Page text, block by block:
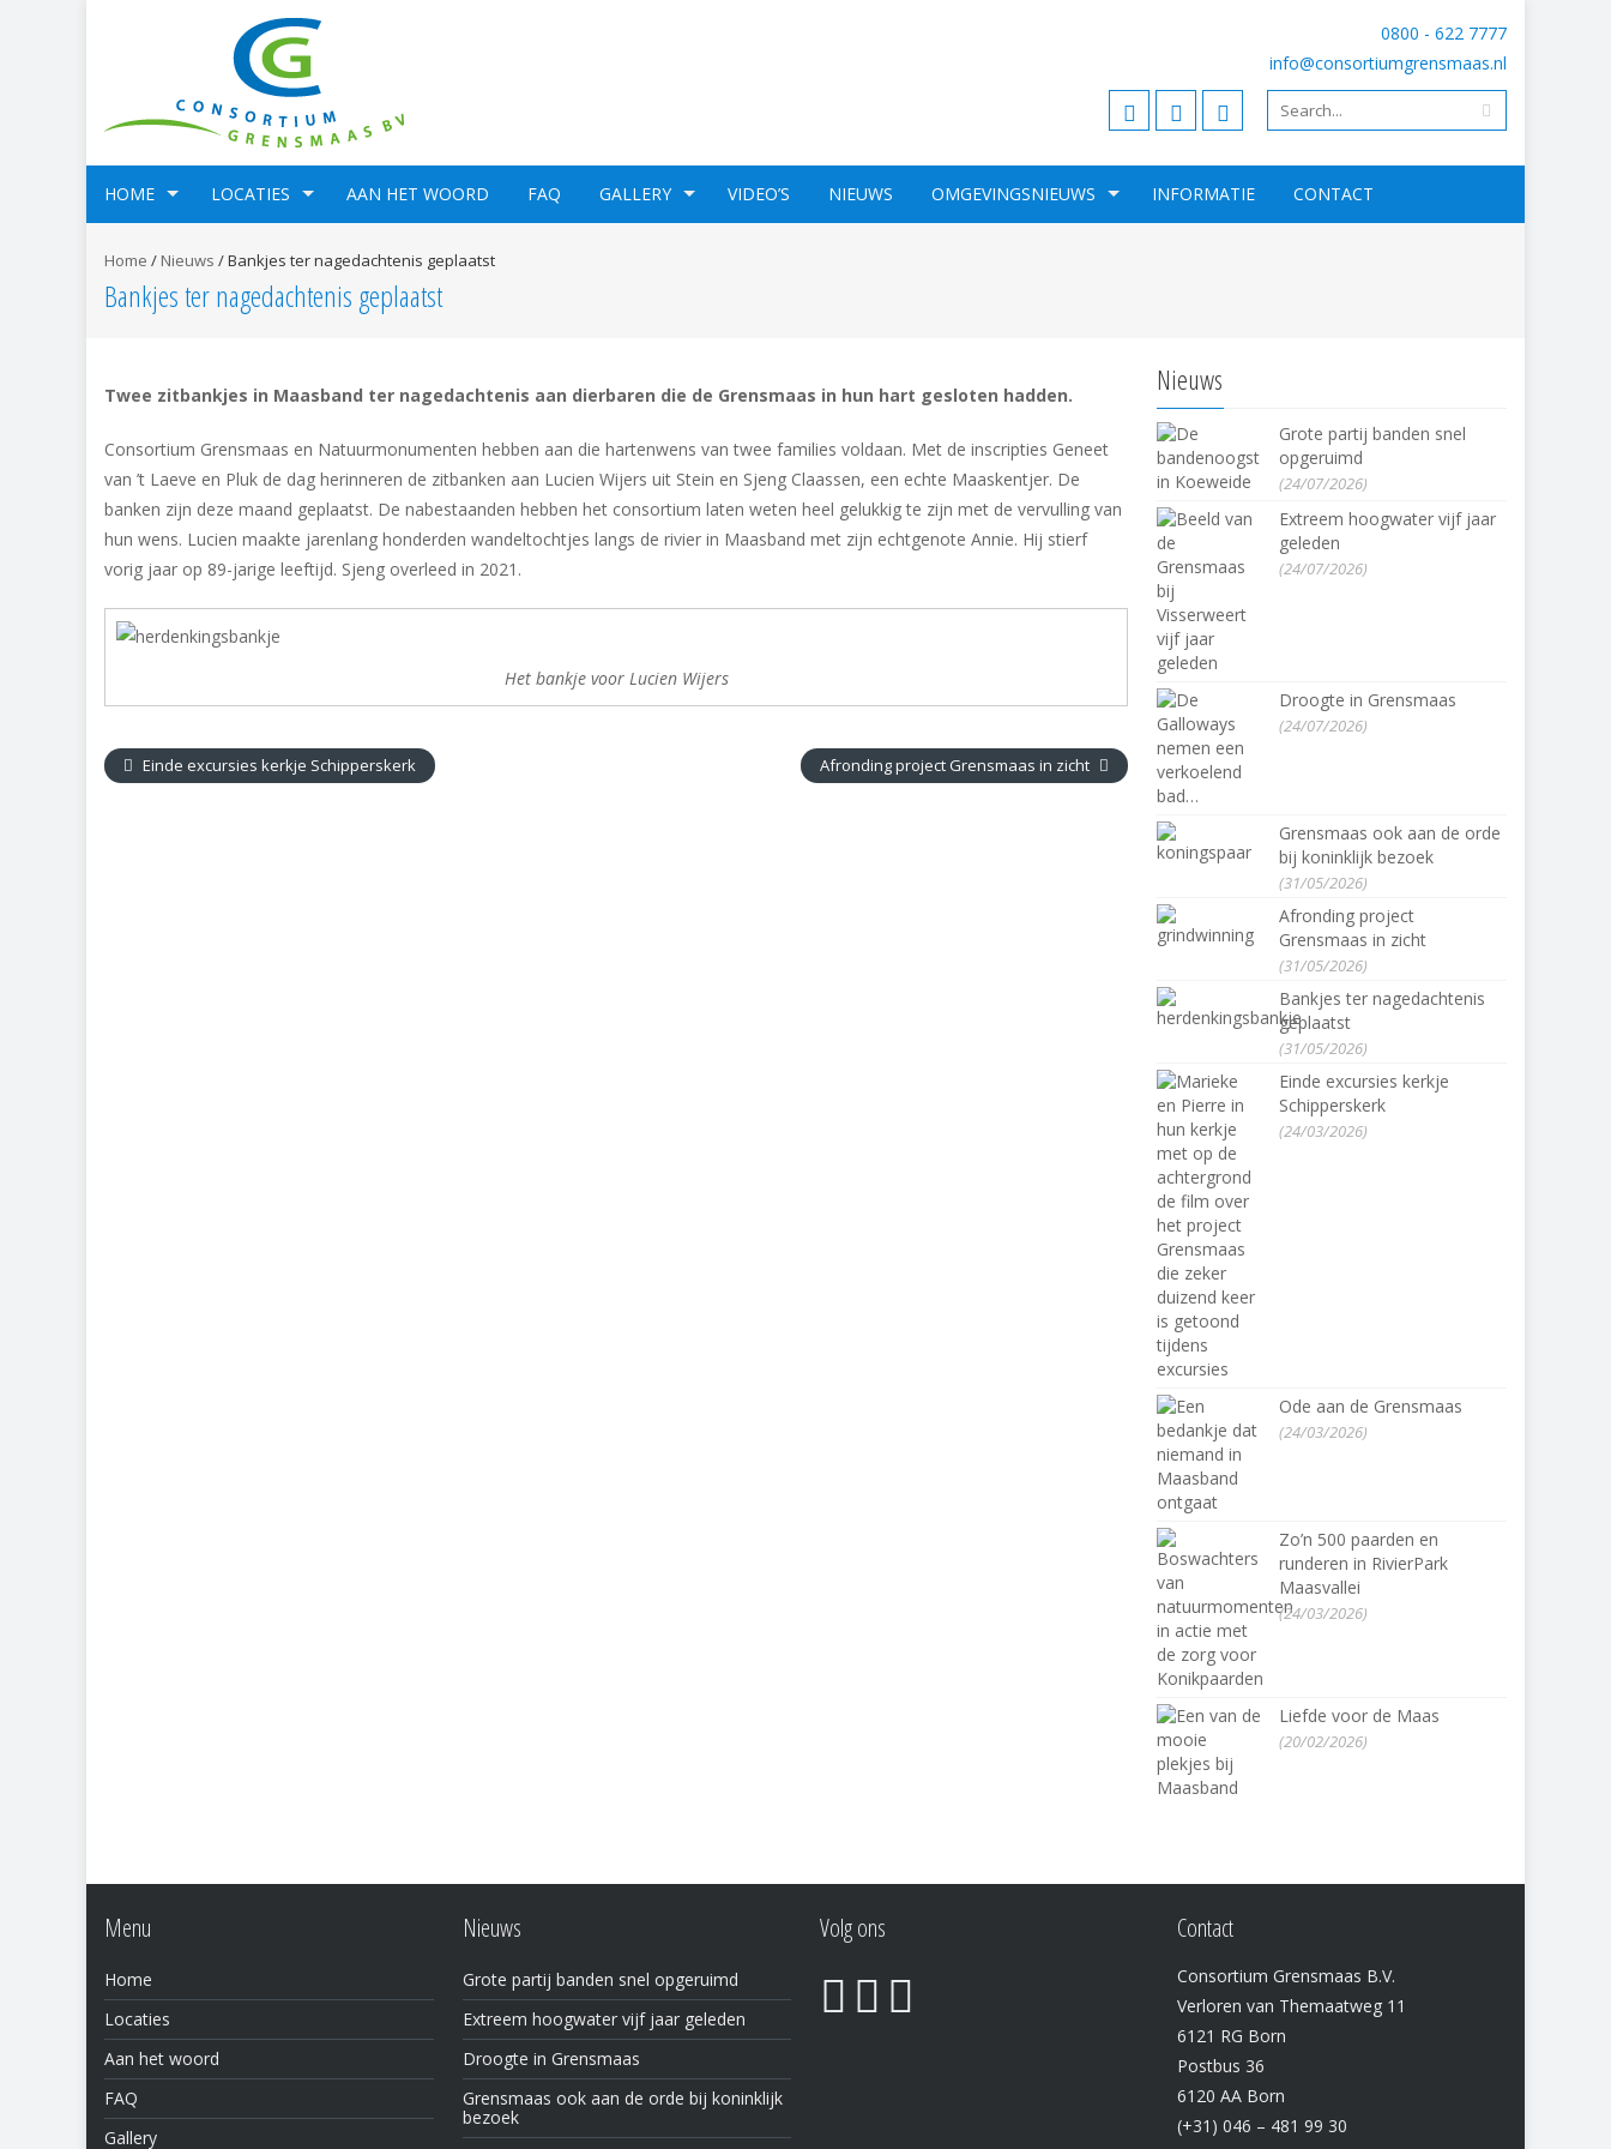
0800 - 622 7777
info@consortiumgrensmaas.nl
HOME LOCATIES AAN HET WOORD FAQ GALLERY VIDEO’S NIEUWS OMGEVINGSNIEUWS INFORMATIE CONTACT
Home / Nieuws /Bankjes ter nagedachtenis geplaatst
Bankjes ter nagedachtenis geplaatst
Twee zitbankjes in Maasband ter nagedachtenis aan dierbaren die de Grensmaas in hun hart gesloten hadden.
Consortium Grensmaas en Natuurmonumenten hebben aan die hartenwens van twee families voldaan. Met de inscripties Geneet
van ’t Laeve en Pluk de dag herinneren de zitbanken aan Lucien Wijers uit Stein en Sjeng Claassen, een echte Maaskentjer. De
banken zijn deze maand geplaatst. De nabestaanden hebben het consortium laten weten heel gelukkig te zijn met de vervulling van
hun wens. Lucien maakte jarenlang honderden wandeltochtjes langs de rivier in Maasband met zijn echtgenote Annie. Hij stierf
vorig jaar op 89-jarige leeftijd. Sjeng overleed in 2021.
Het bankje voor Lucien Wijers
Einde excursies kerkje Schipperskerk Afronding project Grensmaas in zicht
Nieuws
Grote partij banden snel
opgeruimd
(24/07/2026)
Extreem hoogwater vijf jaar
geleden
(24/07/2026)
Droogte in Grensmaas
(24/07/2026)
Grensmaas ook aan de orde
bij koninklijk bezoek
(31/05/2026)
Afronding project
Grensmaas in zicht
(31/05/2026)
Bankjes ter nagedachtenis
geplaatst
(31/05/2026)
Einde excursies kerkje
Schipperskerk
(24/03/2026)
Ode aan de Grensmaas
(24/03/2026)
Zo’n 500 paarden en
runderen in RivierPark
Maasvallei
(24/03/2026)
Liefde voor de Maas
(20/02/2026)
Menu
Home
Locaties
Aan het woord
FAQ
Gallery
Nieuws
Grote partij banden snel opgeruimd
Extreem hoogwater vijf jaar geleden
Droogte in Grensmaas
Grensmaas ook aan de orde bij koninklijk
bezoek
Volg ons Contact
Consortium Grensmaas B.V.
Verloren van Themaatweg 11
6121 RG Born
Postbus 36
6120 AA Born
(+31) 046 – 481 99 30